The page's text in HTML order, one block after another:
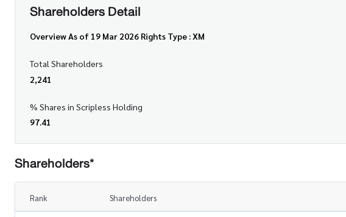
Shareholders Detail
Overview As of 19 Mar 2026 Rights Type : XM
Total Shareholders
2,241
% Shares in Scripless Holding
97.41
Shareholders*
Rank Shareholders